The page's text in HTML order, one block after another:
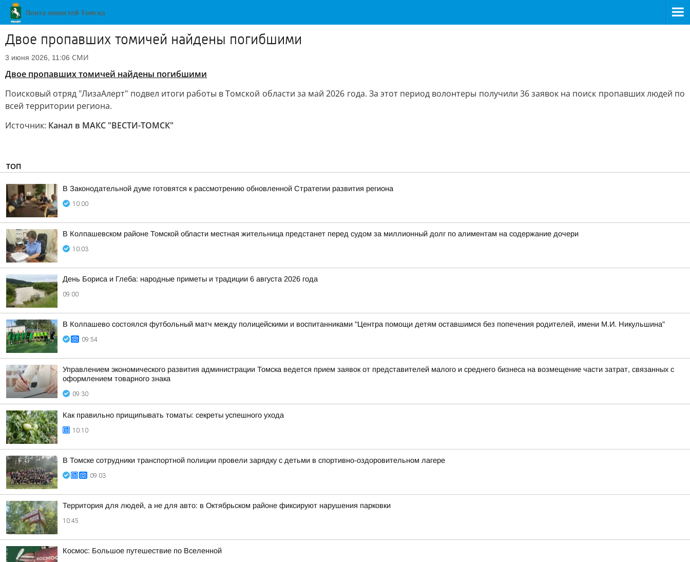
Двое пропавших томичей найдены погибшими
3 июня 2026, 11:06 СМИ
Двое пропавших томичей найдены погибшими
Поисковый отряд "ЛизаАлерт" подвел итоги работы в Томской области за май 2026 года. За этот период волонтеры получили 36 заявок на поиск пропавших людей по
всей территории региона.
Источник: Канал в МАКС "ВЕСТИ-ТОМСК"
ТОП
В Законодательной думе готовятся к рассмотрению обновленной Стратегии развития региона
10:00
В Колпашевском районе Томской области местная жительница предстанет перед судом за миллионный долг по алиментам на содержание дочери
10:03
День Бориса и Глеба: народные приметы и традиции 6 августа 2026 года
09:00
В Колпашево состоялся футбольный матч между полицейскими и воспитанниками "Центра помощи детям оставшимся без попечения родителей, имени М.И. Никульшина"
09:54
Управлением экономического развития администрации Томска ведется прием заявок от представителей малого и среднего бизнеса на возмещение части затрат, связанных с
оформлением товарного знака
09:30
Как правильно прищипывать томаты: секреты успешного ухода
10:10
В Томске сотрудники транспортной полиции провели зарядку с детьми в спортивно-оздоровительном лагере
09:03
Территория для людей, а не для авто: в Октябрьском районе фиксируют нарушения парковки
10:45
Космос: Большое путешествие по Вселенной